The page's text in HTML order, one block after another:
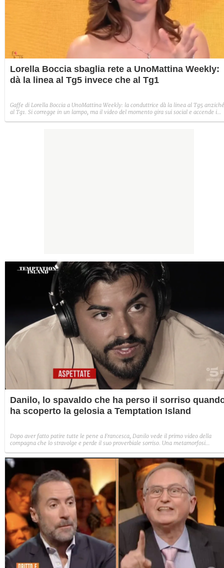
Lorella Boccia sbaglia rete a UnoMattina Weekly:
dà la linea al Tg5 invece che al Tg1
Gaffe di Lorella Boccia a UnoMattina Weekly: la conduttrice dà la linea al Tg5 anziché
al Tg1. Si corregge in un lampo, ma il video del momento gira sui social e accende i
Danilo, lo spavaldo che ha perso il sorriso
ha scoperto la gelosia a Temptation Island
Dopo aver fatto patire tutte le pene a Francesca, Danilo vede il primo video della
compagna che lo stravolge e perde il suo proverbiale sorriso. Una metamorfosi